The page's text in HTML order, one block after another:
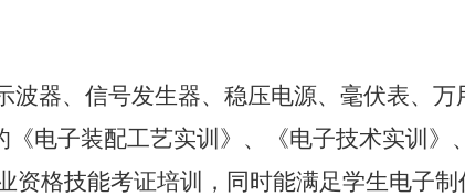
波器、信号发生器、稳压电源、毫伏表、万
电子装配工艺实训》、《电子技术实训》
资格技能考证培训，同时能满足学生电子制